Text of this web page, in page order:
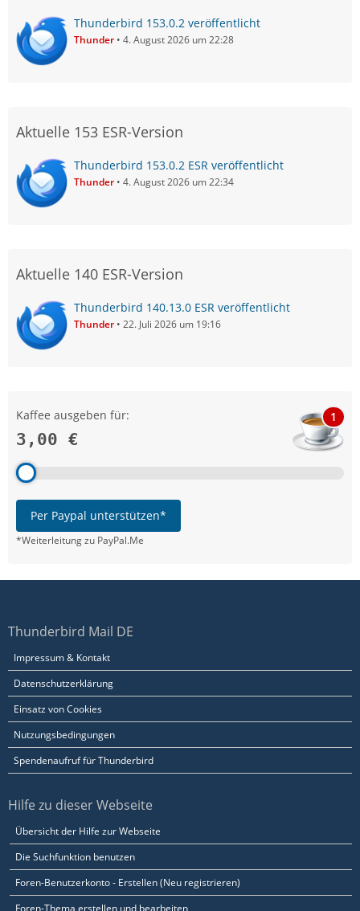
Thunderbird 153.0.2 veröffentlicht
Thunder 4. August 2026 um 22:28
Aktuelle 153 ESR-Version
Thunderbird 153.0.2 ESR veröffentlicht
Thunder 4. August 2026 um 22:34
Aktuelle 140 ESR-Version
Thunderbird 140.13.0 ESR veröffentlicht
Thunder 22. Juli 2026 um 19:16
Kaffee ausgeben für:
3,00 €
1
Per Paypal unterstützen*
*Weiterleitung zu PayPal.Me
Thunderbird Mail DE
Impressum & Kontakt
Datenschutzerklärung
Einsatz von Cookies
Nutzungsbedingungen
Spendenaufruf für Thunderbird
Hilfe zu dieser Webseite
Übersicht der Hilfe zur Webseite
Die Suchfunktion benutzen
Foren-Benutzerkonto - Erstellen (Neu registrieren)